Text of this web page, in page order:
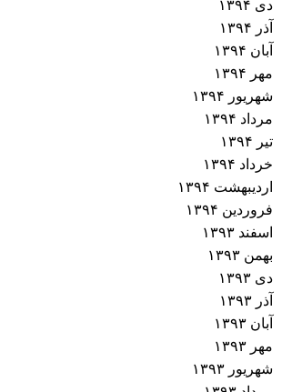
ش
ت
ه‌
ه
ا
دی ۱۳۹۴
آذر ۱۳۹۴
آبان ۱۳۹۴
مهر ۱۳۹۴
شهریور ۱۳۹۴
مرداد ۱۳۹۴
تیر ۱۳۹۴
خرداد ۱۳۹۴
اردیبهشت ۱۳۹۴
فروردین ۱۳۹۴
اسفند ۱۳۹۳
بهمن ۱۳۹۳
دی ۱۳۹۳
آذر ۱۳۹۳
آبان ۱۳۹۳
مهر ۱۳۹۳
شهریور ۱۳۹۳